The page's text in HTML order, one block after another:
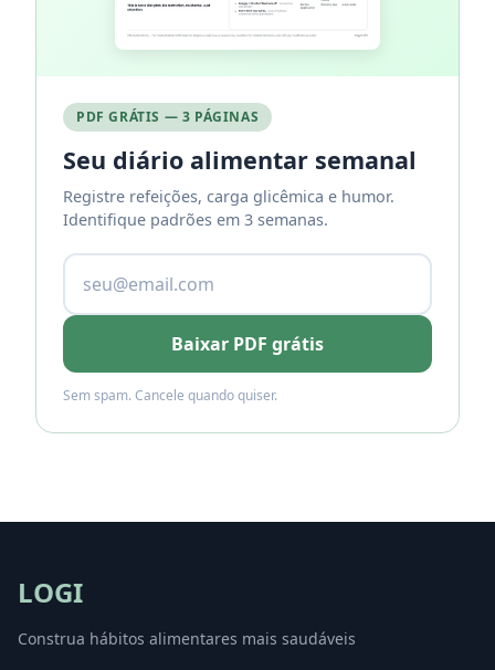
PDF GRÁTIS — 3 PÁGINAS
Seu diário alimentar semanal
Registre refeições, carga glicêmica e humor.
Identifique padrões em 3 semanas.
Baixar PDF grátis
Sem spam. Cancele quando quiser.
LOGI
Construa hábitos alimentares mais saudáveis